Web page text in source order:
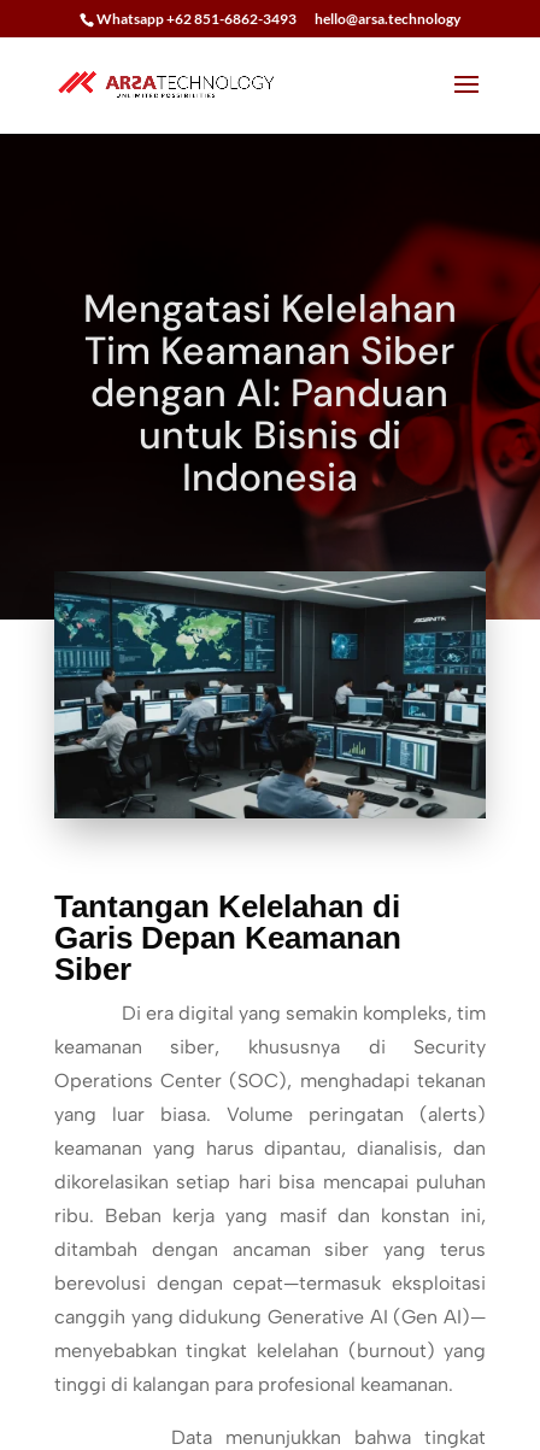
Whatsapp +62 851-6862-3493 hello@arsa.technology
Mengatasi Kelelahan
Tim Keamanan Siber
dengan AI: Panduan
untuk Bisnis di
Indonesia
Tantangan Kelelahan di
Garis Depan Keamanan
Siber
Di era digital yang semakin kompleks, tim
keamanan siber, khususnya di Security
Operations Center (SOC), menghadapi tekanan
yang luar biasa. Volume peringatan (alerts)
keamanan yang harus dipantau, dianalisis, dan
dikorelasikan setiap hari bisa mencapai puluhan
ribu. Beban kerja yang masif dan konstan ini,
ditambah dengan ancaman siber yang terus
berevolusi dengan cepat—termasuk eksploitasi
canggih yang didukung Generative AI (Gen AI)—
menyebabkan tingkat kelelahan (burnout) yang
tinggi di kalangan para profesional keamanan.
Data menunjukkan bahwa tingkat